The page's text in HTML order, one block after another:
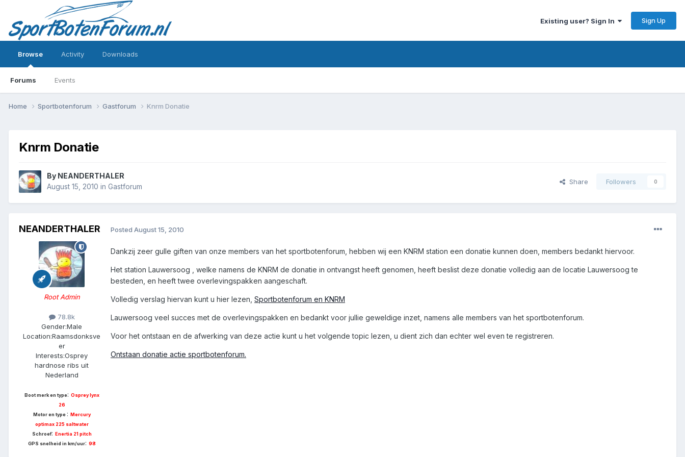
Existing user? Sign In Sign Up
Browse
Forums Events
Activity Downloads
Home Sportbotenforum Gastforum Knrm Donatie
Knrm Donatie
By NEANDERTHALER
August 15, 2010 in Gastforum
Share Followers 0
NEANDERTHALER
Root Admin
78.8k
Gender:Male
Location:Raamsdonksve
er
Interests:Osprey
hardnose ribs uit
Nederland
Boot merk en type: Osprey lynx
26
Motor en type : Mercury
optimax 225 saltwater
Schroef: Enertia 21 pitch
GPS snelheid in km/uur: 98
Posted August 15, 2010
Dankzij zeer gulle giften van onze members van het sportbotenforum, hebben wij een KNRM station een donatie kunnen doen, members bedankt hiervoor.
Het station Lauwersoog , welke namens de KNRM de donatie in ontvangst heeft genomen, heeft beslist deze donatie volledig aan de locatie Lauwersoog te
besteden, en heeft twee overlevingspakken aangeschaft.
Volledig verslag hiervan kunt u hier lezen, Sportbotenforum en KNRM
Lauwersoog veel succes met de overlevingspakken en bedankt voor jullie geweldige inzet, namens alle members van het sportbotenforum.
Voor het ontstaan en de afwerking van deze actie kunt u het volgende topic lezen, u dient zich dan echter wel even te registreren.
Ontstaan donatie actie sportbotenforum.